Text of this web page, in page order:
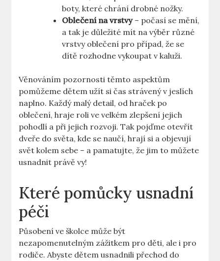
boty, které chrání drobné nožky.
Oblečení na vrstvy– počasí se mění,
a tak je důležité mít na výběr různé
vrstvy oblečení pro případ, že se
dítě rozhodne vykoupat v kaluži.
Věnováním pozornosti těmto aspektům
pomůžeme dětem užít si čas strávený v jeslích
naplno. Každý malý detail, od hraček po
oblečení, hraje roli ve velkém zlepšení jejich
pohodlí a při jejich rozvoji. Tak pojďme otevřít
dveře do světa, kde se naučí, hrají si a objevují
svět kolem sebe – a pamatujte, že jim to můžete
usnadnit právě vy!
Které pomůcky usnadní
péči
Působení ve školce může být
nezapomenutelným zážitkem pro děti, ale i pro
rodiče. Abyste dětem usnadnili přechod do